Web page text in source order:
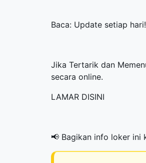
Baca: Update setiap
Jika Tertarik dan
secara online.
LAMAR DISINI
📢 Bagikan info loker ini